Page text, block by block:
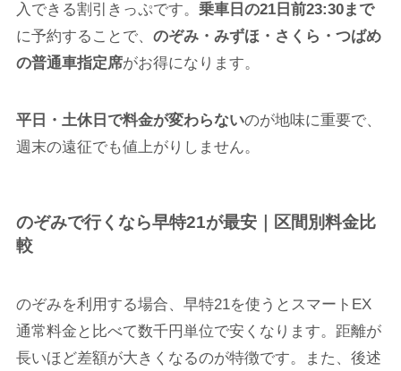
入できる割引きっぷです。 乗車日の21日前23:30まで
に予約することで、 のぞみ・みずほ・さくら・つばめ
の普通車指定席がお得になります。
平日・土休日で料金が変わらないのが地味に重要で、
週末の遠征でも値上がりしません。
のぞみで行くなら早特21が最安｜区間別料金比
較
のぞみを利用する場合、早特21を使うとスマートEX
通常料金と比べて数千円単位で安くなります。距離が
長いほど差額が大きくなるのが特徴です。また、後述